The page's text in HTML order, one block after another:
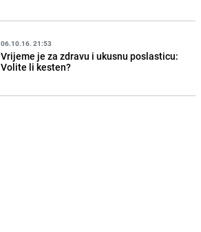
06.10.16. 21:53
Vrijeme je za zdravu i ukusnu poslasticu:
Volite li kesten?